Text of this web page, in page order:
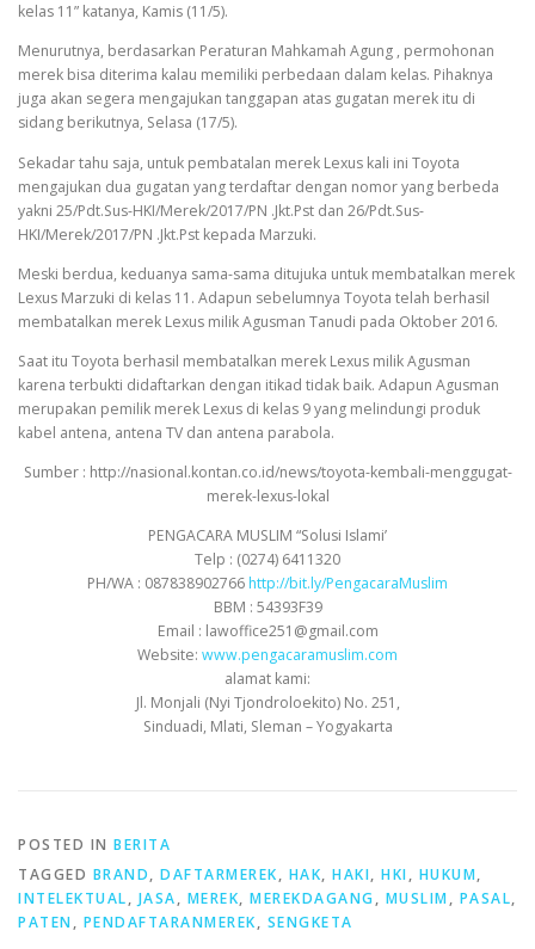
kelas 11” katanya, Kamis (11/5).
Menurutnya, berdasarkan Peraturan Mahkamah Agung , permohonan
merek bisa diterima kalau memiliki perbedaan dalam kelas. Pihaknya
juga akan segera mengajukan tanggapan atas gugatan merek itu di
sidang berikutnya, Selasa (17/5).
Sekadar tahu saja, untuk pembatalan merek Lexus kali ini Toyota
mengajukan dua gugatan yang terdaftar dengan nomor yang berbeda
yakni 25/Pdt.Sus-HKI/Merek/2017/PN .Jkt.Pst dan 26/Pdt.Sus-
HKI/Merek/2017/PN .Jkt.Pst kepada Marzuki.
Meski berdua, keduanya sama-sama ditujuka untuk membatalkan merek
Lexus Marzuki di kelas 11. Adapun sebelumnya Toyota telah berhasil
membatalkan merek Lexus milik Agusman Tanudi pada Oktober 2016.
Saat itu Toyota berhasil membatalkan merek Lexus milik Agusman
karena terbukti didaftarkan dengan itikad tidak baik. Adapun Agusman
merupakan pemilik merek Lexus di kelas 9 yang melindungi produk
kabel antena, antena TV dan antena parabola.
Sumber : http://nasional.kontan.co.id/news/toyota-kembali-menggugat-
merek-lexus-lokal
PENGACARA MUSLIM “Solusi Islami’
Telp : (0274) 6411320
PH/WA : 087838902766http://bit.ly/PengacaraMuslim
BBM : 54393F39
Email : lawoffice251@gmail.com
Website: www.pengacaramuslim.com
alamat kami:
Jl. Monjali (Nyi Tjondroloekito) No. 251,
Sinduadi, Mlati, Sleman – Yogyakarta
POSTED IN BERITA
TAGGED BRAND, DAFTARMEREK, HAK, HAKI, HKI, HUKUM,
INTELEKTUAL, JASA, MEREK, MEREKDAGANG, MUSLIM, PASAL,
PATEN, PENDAFTARANMEREK, SENGKETA